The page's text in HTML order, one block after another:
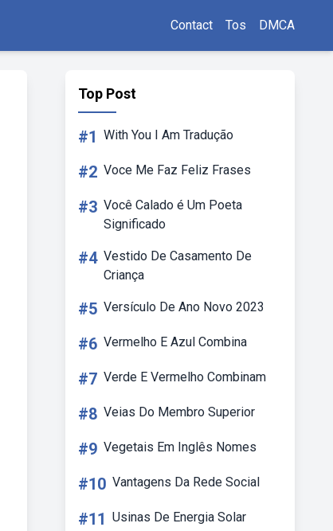
Contact Tos DMCA
Top Post
#1 With You I Am Tradução
#2 Voce Me Faz Feliz Frases
#3 Você Calado é Um Poeta
Significado
#4 Vestido De Casamento De
Criança
#5 Versículo De Ano Novo 2023
#6 Vermelho E Azul Combina
#7 Verde E Vermelho Combinam
#8 Veias Do Membro Superior
#9 Vegetais Em Inglês Nomes
#10 Vantagens Da Rede Social
#11 Usinas De Energia Solar